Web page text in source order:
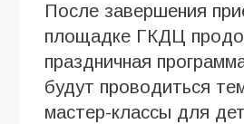
После завершения
площадке ГКДЦ
праздничная
будут проводиться
мастер-классы для